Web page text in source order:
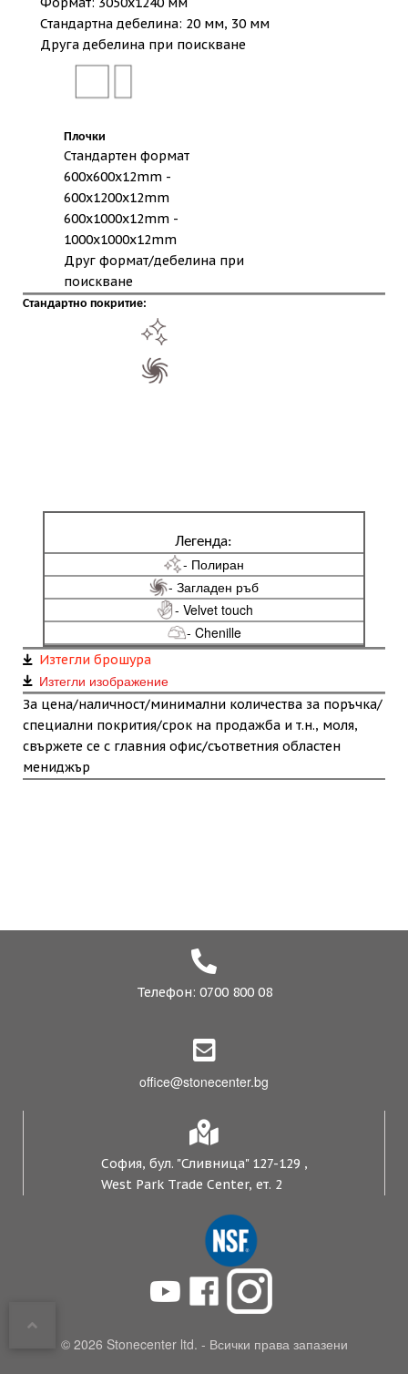
Стандартна дебелина: 20 мм, 30 мм
Друга дебелина при поискване
Плочки
Стандартен формат
600x600x12mm -
600x1200x12mm
600x1000x12mm -
1000x1000x12mm
Друг формат/дебелина при
поискване
Стандартно покритие:
Легенда:
- Полиран
- Загладен ръб
- Velvet touch
- Chenille
Изтегли брошура
Изтегли изображение
За цена/наличност/минимални количества за поръчка/
специални покрития/срок на продажба и т.н., моля,
свържете се с главния офис/съответния областен
мениджър
Телефон: 0700 800 08
office@stonecenter.bg
София, бул. "Сливница" 127-129 ,
West Park Trade Center, ет. 2
© 2026 Stonecenter ltd. - Всички права запазени